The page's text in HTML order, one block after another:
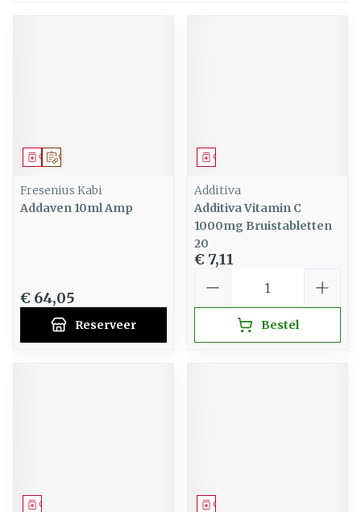
Op voorschrift
Geneesmiddel
Fresenius Kabi
Addaven 10ml Amp
€ 64,05
Reserveer
Geneesmiddel
Additiva
Additiva Vitamin C
1000mg Bruistabletten
20
€ 7,11
Bestel
Geneesmiddel Geneesmiddel